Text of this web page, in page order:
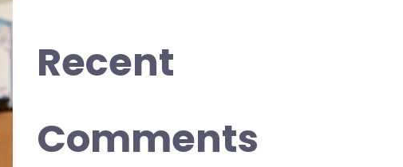
Recent
Comments